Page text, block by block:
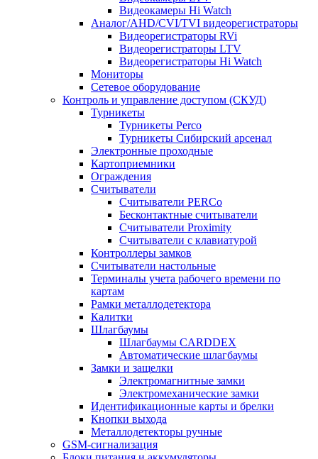
Видеокамеры Hi Watch
Аналог/AHD/CVI/TVI видеорегистраторы
Видеорегистраторы RVi
Видеорегистраторы LTV
Видеорегистраторы Hi Watch
Мониторы
Сетевое оборудование
Контроль и управление доступом (СКУД)
Турникеты
Турникеты Perco
Турникеты Сибирский арсенал
Электронные проходные
Картоприемники
Ограждения
Считыватели
Считыватели PERCo
Бесконтактные считыватели
Считыватели Proximity
Считыватели с клавиатурой
Контроллеры замков
Считыватели настольные
Терминалы учета рабочего времени по
картам
Рамки металлодетектора
Калитки
Шлагбаумы
Шлагбаумы CARDDEX
Автоматические шлагбаумы
Замки и защелки
Электромагнитные замки
Электромеханические замки
Идентификационные карты и брелки
Кнопки выхода
Металлодетекторы ручные
GSM-сигнализация